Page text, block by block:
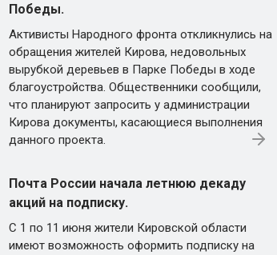
Победы.
Активисты Народного фронта откликнулись на
обращения жителей Кирова, недовольных
вырубкой деревьев в Парке Победы в ходе
благоустройства. Общественники сообщили,
что планируют запросить у администрации
Кирова документы, касающиеся выполнения
данного проекта.
Почта России начала летнюю декаду
акций на подписку.
С 1 по 11 июня жители Кировской области
имеют возможность оформить подписку на